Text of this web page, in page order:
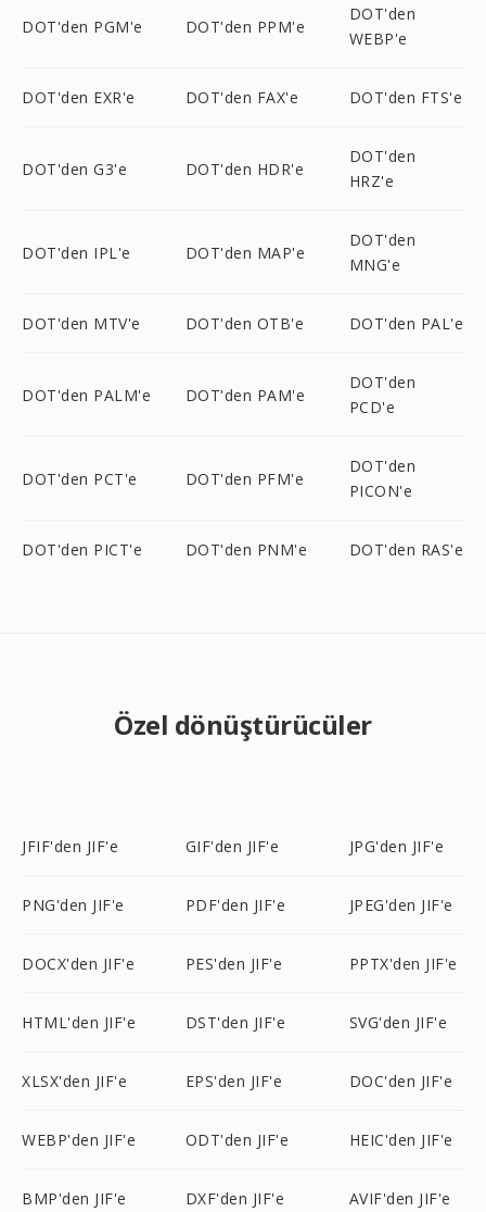
DOT'den PGM'e DOT'den PPM'e
DOT'den
WEBP'e
DOT'den EXR'e DOT'den FAX'e DOT'den FTS'e
DOT'den G3'e DOT'den HDR'e
DOT'den
HRZ'e
DOT'den IPL'e DOT'den MAP'e
DOT'den
MNG'e
DOT'den MTV'e DOT'den OTB'e DOT'den PAL'e
DOT'den PALM'e DOT'den PAM'e
DOT'den
PCD'e
DOT'den PCT'e DOT'den PFM'e
DOT'den
PICON'e
DOT'den PICT'e DOT'den PNM'e DOT'den RAS'e
Özel dönüştürücüler
JFIF'den JIF'e GIF'den JIF'e JPG'den JIF'e
PNG'den JIF'e PDF'den JIF'e JPEG'den JIF'e
DOCX'den JIF'e PES'den JIF'e PPTX'den JIF'e
HTML'den JIF'e DST'den JIF'e SVG'den JIF'e
XLSX'den JIF'e EPS'den JIF'e DOC'den JIF'e
WEBP'den JIF'e ODT'den JIF'e HEIC'den JIF'e
BMP'den JIF'e DXF'den JIF'e AVIF'den JIF'e